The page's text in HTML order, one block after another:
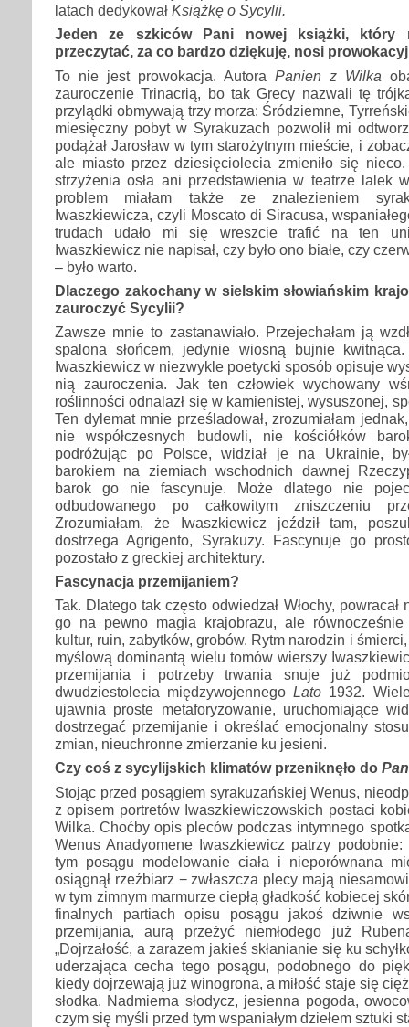
latach dedykował Książkę o Sycylii.
Jeden ze szkiców Pani nowej książki, który
przeczytać, za co bardzo dziękuję, nosi
To nie jest prowokacja. Autora Panien z Wilka
zauroczenie Trinacrią, bo tak Grecy nazwali tę
przylądki obmywają trzy morza: Śródziemne,
miesięczny pobyt w Syrakuzach pozwolił mi
podążał Jarosław w tym starożytnym mieście, i
ale miasto przez dziesięciolecia zmieniło się
strzyżenia osła ani przedstawienia w teatrze lalek
problem miałam także ze znalezieniem
Iwaszkiewicza, czyli Moscato di Siracusa,
trudach udało mi się wreszcie trafić na ten
Iwaszkiewicz nie napisał, czy było ono białe, czy
– było warto.
Dlaczego zakochany w sielskim słowiańskim
zauroczyć Sycylii?
Zawsze mnie to zastanawiało. Przejechałam ją
spalona słońcem, jedynie wiosną bujnie
Iwaszkiewicz w niezwykle poetycki sposób opisuje
nią zauroczenia. Jak ten człowiek wychowany
roślinności odnalazł się w kamienistej, wysuszonej,
Ten dylemat mnie prześladował, zrozumiałam
nie współczesnych budowli, nie kościółków
podróżując po Polsce, widział je na Ukrainie,
barokiem na ziemiach wschodnich dawnej
barok go nie fascynuje. Może dlatego nie
odbudowanego po całkowitym zniszczeniu
Zrozumiałam, że Iwaszkiewicz jeździł tam,
dostrzega Agrigento, Syrakuzy. Fascynuje go
pozostało z greckiej architektury.
Fascynacja przemijaniem?
Tak. Dlatego tak często odwiedzał Włochy, powracał
go na pewno magia krajobrazu, ale równocześnie
kultur, ruin, zabytków, grobów. Rytm narodzin i
myślową dominantą wielu tomów wierszy
przemijania i potrzeby trwania snuje już
dwudziestolecia międzywojennegoLato 1932.
ujawnia proste metaforyzowanie, uruchomiające
dostrzegać przemijanie i określać emocjonalny
zmian, nieuchronne zmierzanie ku jesieni.
Czy coś z sycylijskich klimatów przeniknęło do
Stojąc przed posągiem syrakuzańskiej Wenus,
z opisem portretów Iwaszkiewiczowskich postaci
Wilka. Choćby opis pleców podczas intymnego
Wenus Anadyomene Iwaszkiewicz patrzy
tym posągu modelowanie ciała i nieporównana
osiągnął rzeźbiarz − zwłaszcza plecy mają
w tym zimnym marmurze ciepłą gładkość kobiecej
finalnych partiach opisu posągu jakoś dziwnie
przemijania, aurą przeżyć niemłodego już
„Dojrzałość, a zarazem jakieś skłanianie się ku
uderzająca cecha tego posągu, podobnego do
kiedy dojrzewają już winogrona, a miłość staje się
słodka. Nadmierna słodycz, jesienna pogoda,
czym się myśli przed tym wspaniałym dziełem sztuki